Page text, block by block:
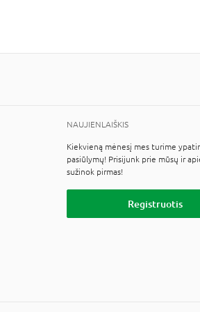
NAUJIENLAIŠKIS
Kiekvieną mėnesį mes turime
pasiūlymų! Prisijunk prie mūsų ir
sužinok pirmas!
Registruotis